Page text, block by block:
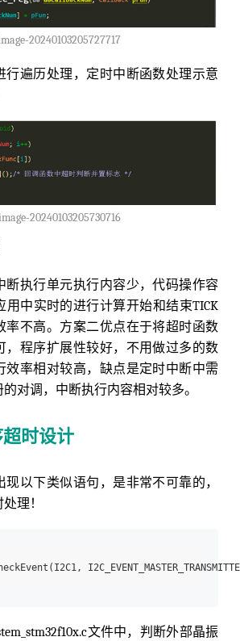
20240103205727717
行遍历处理，定时中断函数处理示意
20240103205730716
断执行单元执行内容少，代码操作容
用中实时的进行计算开始和结束TICK
率不高。方案二优点在于将超时函数
，程序扩展性较好，不用做过多的数
效率相对较高，缺点是定时中断中需
对调，中断执行内容相对较多。
时设计
以下类似语句，是非常不可靠的，
理！
文件中，判断外部晶振